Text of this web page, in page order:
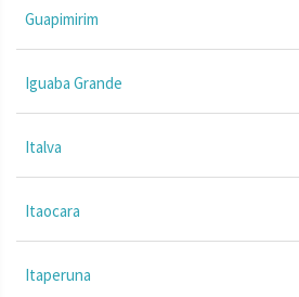
Guapimirim
Iguaba Grande
Italva
Itaocara
Itaperuna